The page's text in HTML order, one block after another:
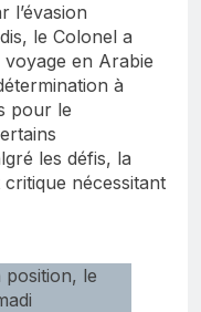
l’évasion
le Colonel a
en Arabie
à
pour le
les défis, la
nécessitant
position, le